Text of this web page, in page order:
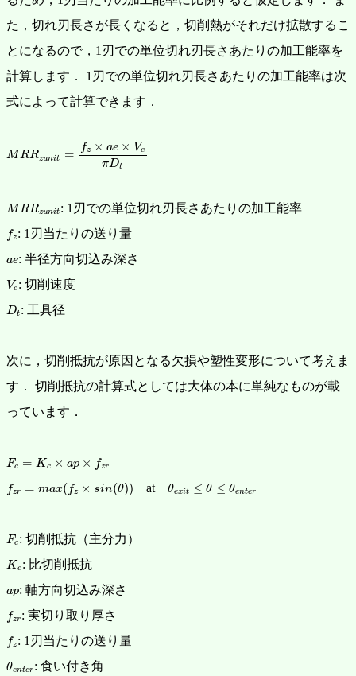
た，切れ刃長さが長くなると，切削熱がそれだけ拡散するこ
とになるので，1刃での単位切れ刃長さあたりの加工能率を
計算します． 1刃での単位切れ刃長さあたりの加工能率は次
式によって計算できます．
MRRzunit =
fz × ae × Vc
πDt
a t
MRRzunit
MRRz : 1刃での単位切れ刃長さあたりの加工能率
fz
z : 1刃当たりの送り量
ae
ae: 半径方向切込み深さ
Vc
Vc: 切削速度
Dt
Dt : 工具径
次に，切削抵抗が原因となる欠損や塑性変形について考えま
す．
切削抵抗の計算式としては大体の本に単純なものが載
っています．
Fc = K c × ap × fzr
Fc c×
fzr = max( fz × sin(θ))
z × si at θexit ≤ θ ≤ θenter
θe ≤θ ≤ ente
Fc
Fc : 切削抵抗（主分力）
K c
Kc : 比切削抵抗
ap
ap: 軸方向切込み深さ
fzr
z : 実切り取り厚さ
fz
z : 1刃当たりの送り量
θenter
θ : 食い付き角